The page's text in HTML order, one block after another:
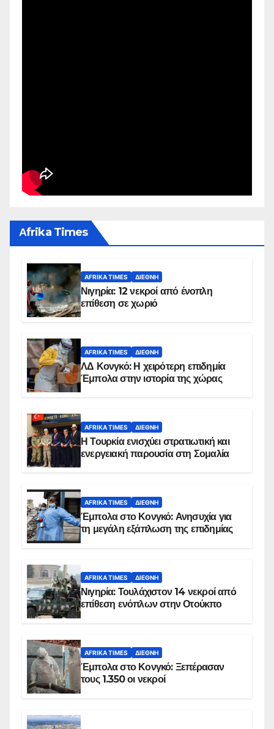
Αfrika Times
AFRIKA TIMES ΔΙΕΘΝΉ
Νιγηρία: 12 νεκροί από ένοπλη
επίθεση σε χωριό
AFRIKA TIMES ΔΙΕΘΝΉ
ΛΔ Κονγκό: Η χειρότερη επιδημία
Έμπολα στην ιστορία της χώρας
AFRIKA TIMES ΔΙΕΘΝΉ
Η Τουρκία ενισχύει στρατιωτική και
ενεργειακή παρουσία στη Σομαλία
AFRIKA TIMES ΔΙΕΘΝΉ
Έμπολα στο Κονγκό: Ανησυχία για
τη μεγάλη εξάπλωση της επιδημίας
AFRIKA TIMES ΔΙΕΘΝΉ
Νιγηρία: Τουλάχιστον 14 νεκροί από
επίθεση ενόπλων στην Οτούκπο
AFRIKA TIMES ΔΙΕΘΝΉ
Έμπολα στο Κονγκό: Ξεπέρασαν
τους 1.350 οι νεκροί